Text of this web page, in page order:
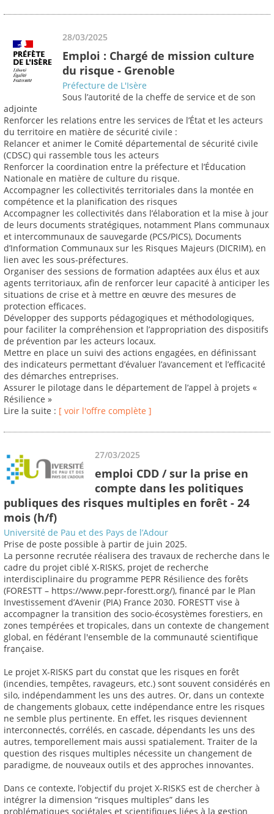
28/03/2025
Emploi : Chargé de mission culture
du risque - Grenoble
Préfecture de L'Isère
Sous l’autorité de la cheffe de service et de son
adjointe
Renforcer les relations entre les services de l’État et les acteurs
du territoire en matière de sécurité civile :
Relancer et animer le Comité départemental de sécurité civile
(CDSC) qui rassemble tous les acteurs
Renforcer la coordination entre la préfecture et l’Éducation
Nationale en matière de culture du risque.
Accompagner les collectivités territoriales dans la montée en
compétence et la planification des risques
Accompagner les collectivités dans l’élaboration et la mise à jour
de leurs documents stratégiques, notamment Plans communaux
et intercommunaux de sauvegarde (PCS/PICS), Documents
d’Information Communaux sur les Risques Majeurs (DICRIM), en
lien avec les sous-préfectures.
Organiser des sessions de formation adaptées aux élus et aux
agents territoriaux, afin de renforcer leur capacité à anticiper les
situations de crise et à mettre en œuvre des mesures de
protection efficaces.
Développer des supports pédagogiques et méthodologiques,
pour faciliter la compréhension et l’appropriation des dispositifs
de prévention par les acteurs locaux.
Mettre en place un suivi des actions engagées, en définissant
des indicateurs permettant d’évaluer l’avancement et l’efficacité
des démarches entreprises.
Assurer le pilotage dans le département de l’appel à projets «
Résilience »
Lire la suite : [ voir l'offre complète ]
27/03/2025
emploi CDD / sur la prise en
compte dans les politiques
publiques des risques multiples en forêt - 24
mois (h/f)
Université de Pau et des Pays de l’Adour
Prise de poste possible à partir de juin 2025.
La personne recrutée réalisera des travaux de recherche dans le
cadre du projet ciblé X-RISKS, projet de recherche
interdisciplinaire du programme PEPR Résilience des forêts
(FORESTT – https://www.pepr-forestt.org/), financé par le Plan
Investissement d’Avenir (PIA) France 2030. FORESTT vise à
accompagner la transition des socio-écosystèmes forestiers, en
zones tempérées et tropicales, dans un contexte de changement
global, en fédérant l'ensemble de la communauté scientifique
française.
Le projet X-RISKS part du constat que les risques en forêt
(incendies, tempêtes, ravageurs, etc.) sont souvent considérés en
silo, indépendamment les uns des autres. Or, dans un contexte
de changements globaux, cette indépendance entre les risques
ne semble plus pertinente. En effet, les risques deviennent
interconnectés, corrélés, en cascade, dépendants les uns des
autres, temporellement mais aussi spatialement. Traiter de la
question des risques multiples nécessite un changement de
paradigme, de nouveaux outils et des approches innovantes.
Dans ce contexte, l’objectif du projet X-RISKS est de chercher à
intégrer la dimension “risques multiples” dans les
problématiques sociétales et scientifiques liées à la gestion